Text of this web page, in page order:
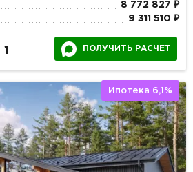
8 772 827 ₽
9 311 510 ₽
1 ПОЛУЧИТЬ РАСЧЕТ
Ипотека 6,1%